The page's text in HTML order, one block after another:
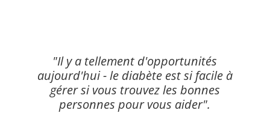
"Il y a tellement d'opportunités
aujourd'hui - le diabète est si facile à
gérer si vous trouvez les bonnes
personnes pour vous aider".